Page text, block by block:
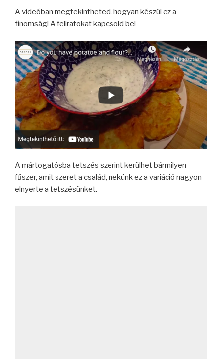
A videóban megtekintheted, hogyan készül ez a
finomság! A feliratokat kapcsold be!
A mártogatósba tetszés szerint kerülhet bármilyen
fűszer, amit szeret a család, nekünk ez a variáció nagyon
elnyerte a tetszésünket.